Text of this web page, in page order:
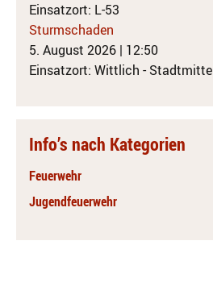
Einsatzort: L-53
Sturmschaden
5. August 2026 | 12:50
Einsatzort: Wittlich - Stadtmitte
Info’s nach Kategorien
Feuerwehr
Jugendfeuerwehr